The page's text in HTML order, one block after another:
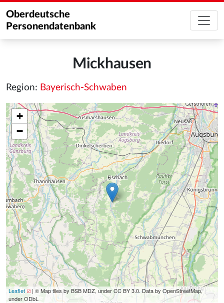
Oberdeutsche
Personendatenbank
Mickhausen
Region: Bayerisch-Schwaben
+
−
Leaflet
| © Map tiles by BSB MDZ, under CC BY 3.0. Data by OpenStreetMap,
under ODbL